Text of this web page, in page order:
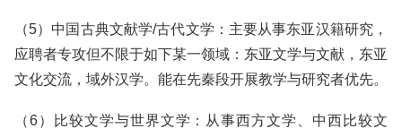
（5）中国古典文献学/古代文学：主要从事东亚汉籍研究，
应聘者专攻但不限于如下某一领域：东亚文学与文献，东亚
文化交流，域外汉学。能在先秦段开展教学与研究者优先。
（6）比较文学与世界文学：从事西方文学、中西比较文